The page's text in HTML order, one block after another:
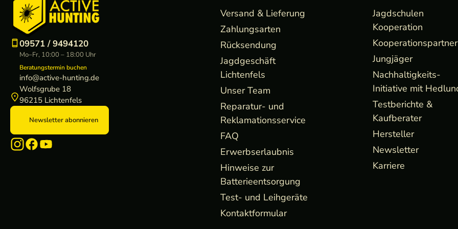
09571 / 9494120
Mo–Fr, 10:00 – 18:00 Uhr
Beratungstermin buchen
info@active-hunting.de
Wolfsgrube 18
96215 Lichtenfels
Newsletter abonnieren
Versand & Lieferung
Zahlungsarten
Rücksendung
Jagdgeschäft
Lichtenfels
Unser Team
Reparatur- und
Reklamationsservice
FAQ
Erwerbserlaubnis
Hinweise zur
Batterieentsorgung
Test- und Leihgeräte
Kontaktformular
Jagdschulen
Kooperation
Kooperationspartner
Jungjäger
Nachhaltigkeits-
Initiative mit
Testberichte &
Kaufberater
Hersteller
Newsletter
Karriere